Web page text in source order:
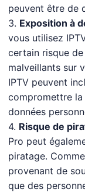
peuvent être de
3. Exposition à
vous utilisez
certain risque
malveillants sur
IPTV peuvent
compromettre
données
4. Risque de
Pro peut
piratage.
provenant de
que des